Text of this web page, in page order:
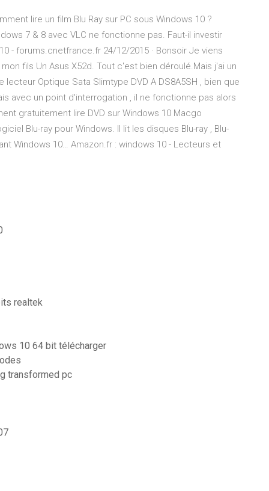
lire un film Blu Ray sur PC sous Windows 10 ?
7 & 8 avec VLC ne fonctionne pas. Faut-il investir
- forums.cnetfrance.fr 24/12/2015 · Bonsoir Je viens
fils Un Asus X52d. Tout c'est bien déroulé.Mais j'ai un
Optique Sata Slimtype DVD A DS8A5SH , bien que
avec un point d'interrogation , il ne fonctionne pas alors
gratuitement lire DVD sur Windows 10 Macgo
Blu-ray pour Windows. Il lit les disques Blu-ray , Blu-
Windows 10… Amazon.fr : windows 10 - Lecteurs et
realtek
10 64 bit télécharger
transformed pc